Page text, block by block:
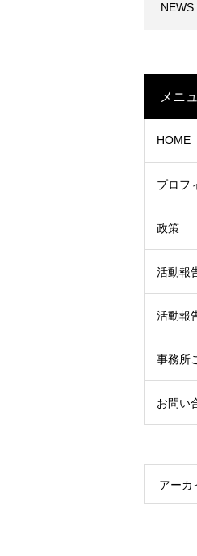
NEWS
メニ
HOME
プロフ
政策
活動報
活動報
事務所
お問い
アーカ